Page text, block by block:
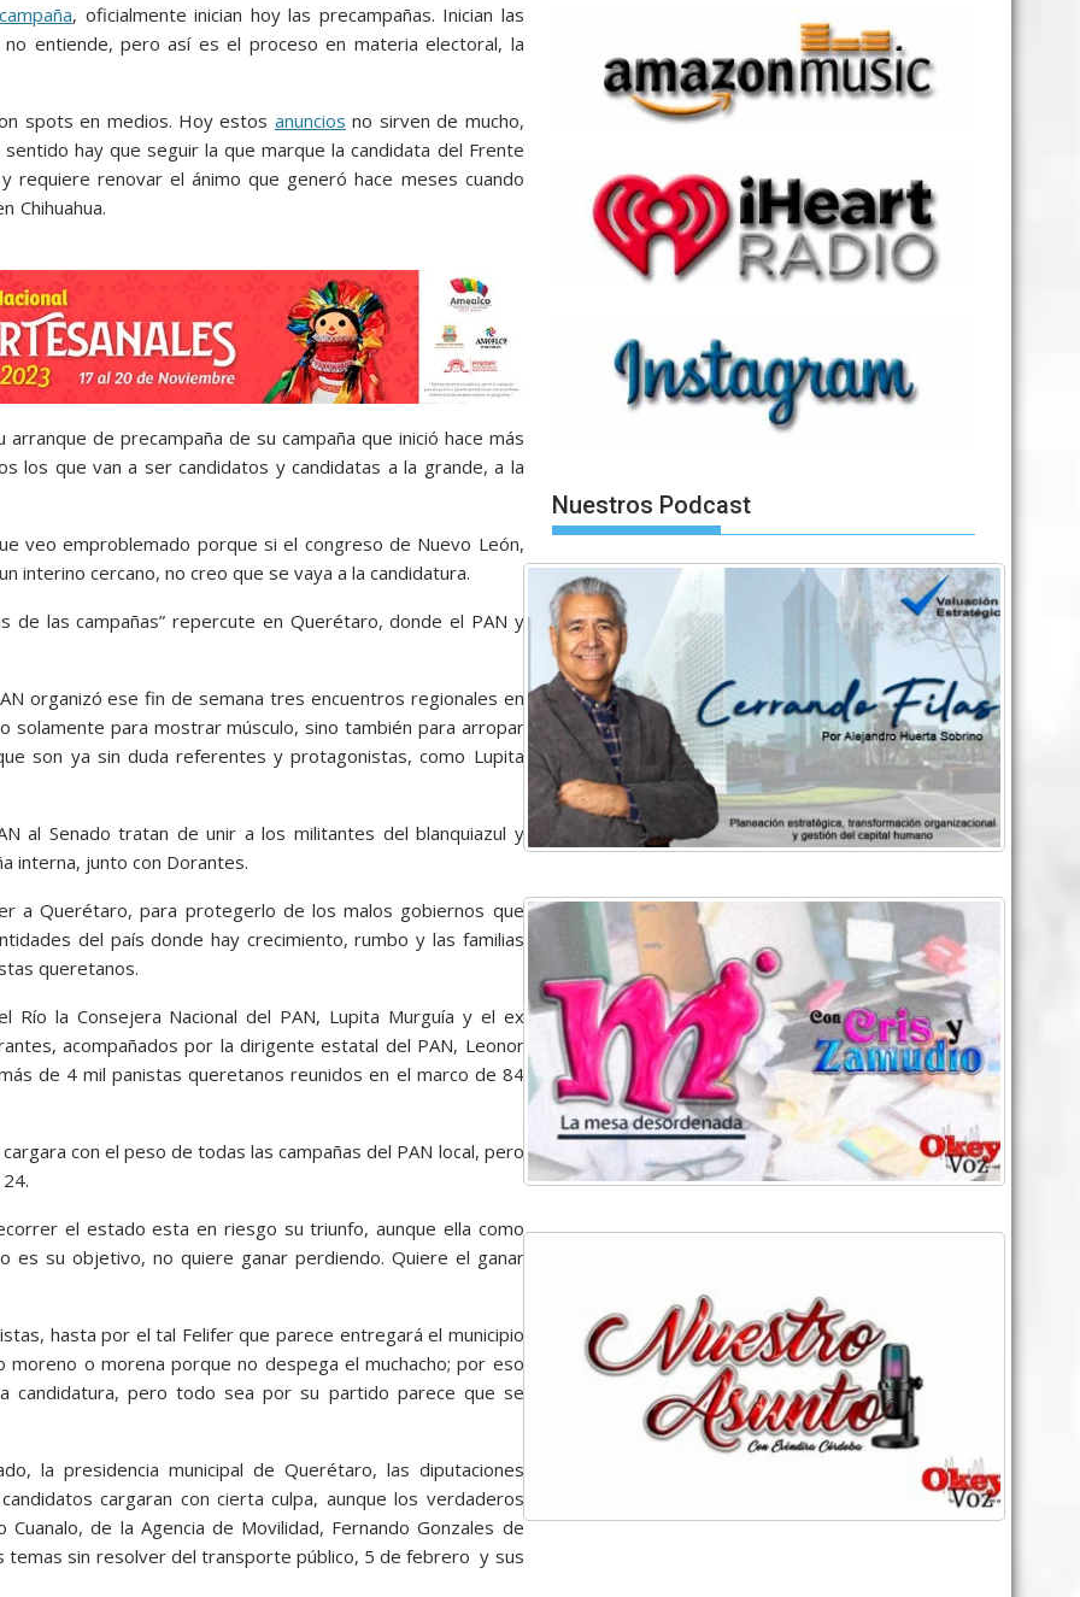
campaña, oficialmente inician hoy las precampañas. Inician las
entiende, pero así es el proceso en materia electoral, la
spots en medios. Hoy estos anuncios no sirven de mucho,
hay que seguir la que marque la candidata del Frente
requiere renovar el ánimo que generó hace meses cuando
Chihuahua.
de precampaña de su campaña que inició hace más
los que van a ser candidatos y candidatas a la grande, a la
veo emproblemado porque si el congreso de Nuevo León,
interino cercano, no creo que se vaya a la candidatura.
de las campañas” repercute en Querétaro, donde el PAN y
organizó ese fin de semana tres encuentros regionales en
solamente para mostrar músculo, sino también para arropar
son ya sin duda referentes y protagonistas, como Lupita
al Senado tratan de unir a los militantes del blanquiazul y
interna, junto con Dorantes.
a Querétaro, para protegerlo de los malos gobiernos que
del país donde hay crecimiento, rumbo y las familias
queretanos.
Río la Consejera Nacional del PAN, Lupita Murguía y el ex
acompañados por la dirigente estatal del PAN, Leonor
de 4 mil panistas queretanos reunidos en el marco de 84
con el peso de todas las campañas del PAN local, pero
el estado esta en riesgo su triunfo, aunque ella como
es su objetivo, no quiere ganar perdiendo. Quiere el ganar
hasta por el tal Felifer que parece entregará el municipio
o morena porque no despega el muchacho; por eso
candidatura, pero todo sea por su partido parece que se
la presidencia municipal de Querétaro, las diputaciones
cargaran con cierta culpa, aunque los verdaderos
de la Agencia de Movilidad, Fernando Gonzales de
temas sin resolver del transporte público, 5 de febrero y sus
Nuestros Podcast